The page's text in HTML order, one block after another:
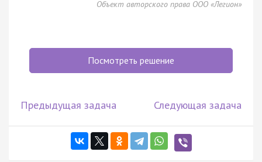
Объект авторского права ООО «Легион»
Посмотреть решение
Предыдущая задача Следующая задача